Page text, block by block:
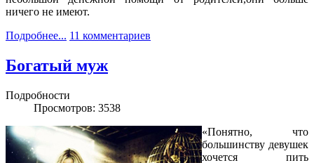
ничего не имеют.
Подробнее... 11 комментариев
Богатый муж
Подробности
Просмотров: 3538
«Понятно, что
большинству девушек
хочется пить